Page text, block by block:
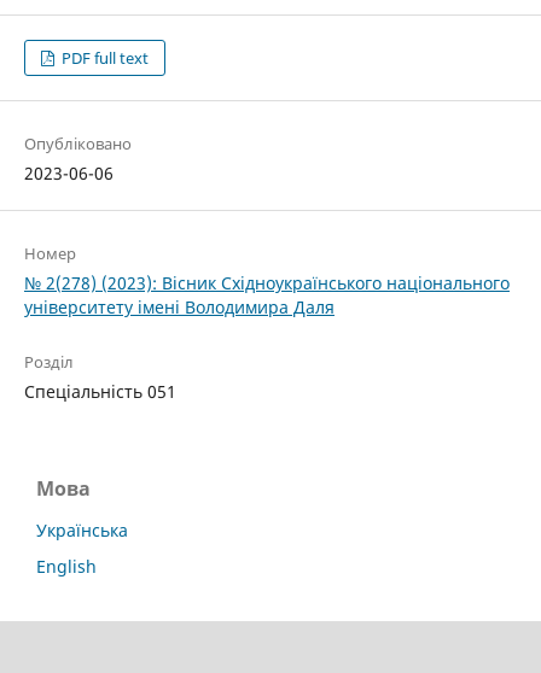
PDF full text
Опубліковано
2023-06-06
Номер
№ 2(278) (2023): Вісник Східноукраїнського національного
університету імені Володимира Даля
Розділ
Спеціальність 051
Мова
Українська
English